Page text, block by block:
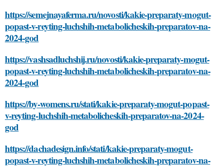
https://semejnayaferma.ru/novosti/kakie-preparaty-mogut-
popast-v-reyting-luchshih-metabolicheskih-preparatov-na-
2024-god
https://vashsadluchshij.ru/novosti/kakie-preparaty-mogut-
popast-v-reyting-luchshih-metabolicheskih-preparatov-na-
2024-god
https://by-womens.ru/stati/kakie-preparaty-mogut-popast-
v-reyting-luchshih-metabolicheskih-preparatov-na-2024-
god
https://dachadesign.info/stati/kakie-preparaty-mogut-
popast-v-reyting-luchshih-metabolicheskih-preparatov-na-